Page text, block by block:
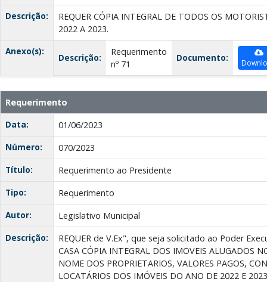
Descrição:
REQUER CÓPIA INTEGRAL DE TODOS OS
2022 A 2023.
Anexo(s):
Descrição:
Requerimento
nº 71
Documento:
Requerimento
Data:
01/06/2023
Número:
070/2023
Título:
Requerimento ao Presidente
Tipo:
Requerimento
Autor:
Legislativo Municipal
Descrição:
REQUER de V.Ex", que seja solicitado ao Poder
CASA CÓPIA INTEGRAL DOS IMOVEIS ALUGADOS
NOME DOS PROPRIETARIOS, VALORES PAGOS,
LOCATÁRIOS DOS IMÓVEIS DO ANO DE 2022 E